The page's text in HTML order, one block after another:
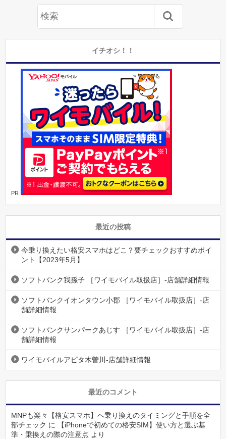
イチオシ！！
PR
最近の投稿
今乗り換えたい格安スマホはどこ？要チェックおすすめポイ
ント【2023年5月】
ソフトバンク我孫子 ［ワイモバイル取扱店］-店舗詳細情報
ソフトバンクイオンタウン小郡 ［ワイモバイル取扱店］-店
舗詳細情報
ソフトバンクサンパークあじす ［ワイモバイル取扱店］-店
舗詳細情報
ワイモバイルアピタ木曽川-店舗詳細情報
最近のコメント
MNPも楽々【格安スマホ】へ乗り換えのタイミングと手順を全
部チェック に
【iPhoneで初めての格安SIM】使い方と選ぶ基
準・乗換えの際の注意点 より